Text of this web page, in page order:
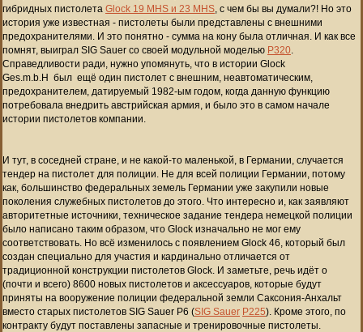
гибридных пистолета Glock 19 MHS и 23 MHS, с чем бы вы думали?! Но это
история уже известная - пистолеты были представлены с внешними
предохранителями. И это понятно - сумма на кону была отличная. И как все
помнят, выиграл SIG Sauer со своей модульной моделью P320.
Справедливости ради, нужно упомянуть, что в истории Glock
Ges.m.b.H был ещё один пистолет с внешним, неавтоматическим,
предохранителем, датируемый 1982-ым годом, когда данную функцию
потребовала внедрить австрийская армия, и было это в самом начале
истории пистолетов компании.
И тут, в соседней стране, и не какой-то маленькой, в Германии, случается
тендер на пистолет для полиции. Не для всей полиции Германии, потому
как, большинство федеральных земель Германии уже закупили новые
поколения служебных пистолетов до этого. Что интересно и, как заявляют
авторитетные источники, техническое задание тендера немецкой полиции
было написано таким образом, что Glock изначально не мог ему
соответствовать. Но всё изменилось с появлением Glock 46, который был
создан специально для участия и кардинально отличается от
традиционной конструкции пистолетов Glock. И заметьте, речь идёт о
(почти и всего) 8600 новых пистолетов и аксессуаров, которые будут
приняты на вооружение полиции федеральной земли Саксония-Анхальт
вместо старых пистолетов SIG Sauer P6 (SIG Sauer Р225). Кроме этого, по
контракту будут поставлены запасные и тренировочные пистолеты.